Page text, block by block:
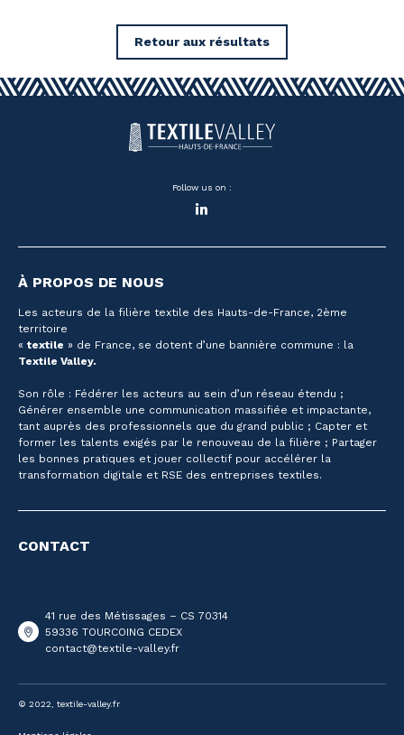
Retour aux résultats
Follow us on :
À PROPOS DE NOUS
Les acteurs de la filière textile des Hauts-de-France, 2ème
territoire
« textile » de France, se dotent d’une bannière commune : la
Textile Valley.
Son rôle : Fédérer les acteurs au sein d’un réseau étendu ;
Générer ensemble une communication massifiée et impactante,
tant auprès des professionnels que du grand public ; Capter et
former les talents exigés par le renouveau de la filière ; Partager
les bonnes pratiques et jouer collectif pour accélérer la
transformation digitale et RSE des entreprises textiles.
CONTACT
41 rue des Métissages – CS 70314
59336 TOURCOING CEDEX
contact@textile-valley.fr
© 2022, textile-valley.fr